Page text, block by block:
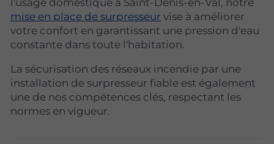
l'usage domestique à Saint-Denis-en-Val, notre
mise en place de surpresseur vise à améliorer
votre confort en garantissant une pression d'eau
constante dans toute l'habitation.
La sécurisation des réseaux incendie par une
installation de surpresseur fiable est également
une de nos compétences clés, respectant les
normes en vigueur.